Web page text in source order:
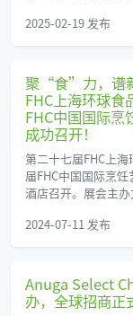
2025-02-19 发布
聚“食”力，谱
FHC上海环球食
FHC中国国际烹
成功召开！
第二十七届FHC上
届FHC中国国际烹
酒店召开。展会主
2024-07-11 发布
Anuga Select
办，全球招商正